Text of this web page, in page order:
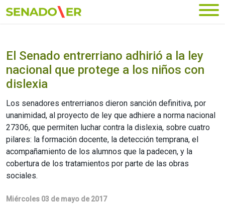
Ir al menú principal
El Senado entrerriano adhirió a la ley
nacional que protege a los niños con
dislexia
Los senadores entrerrianos dieron sanción definitiva, por
unanimidad, al proyecto de ley que adhiere a norma nacional
27306, que permiten luchar contra la dislexia, sobre cuatro
pilares: la formación docente, la detección temprana, el
acompañamiento de los alumnos que la padecen, y la
cobertura de los tratamientos por parte de las obras
sociales.
Miércoles 03 de mayo de 2017